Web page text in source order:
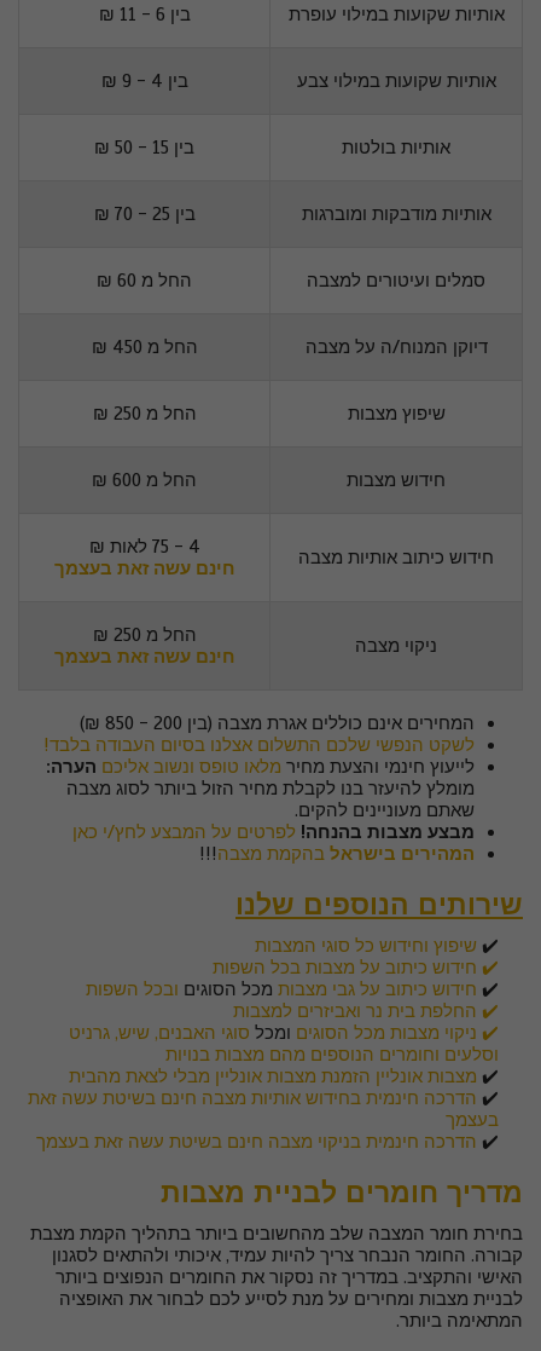
אותיות שקועות במילוי עופרת בין 6 - 11 ₪
אותיות שקועות במילוי צבע בין 4 - 9 ₪
אותיות בולטות בין 15 - 50 ₪
אותיות מודבקות ומוברגות בין 25 - 70 ₪
סמלים ועיטורים למצבה החל מ 60 ₪
דיוקן המנוח/ה על מצבה החל מ 450 ₪
שיפוץ מצבות החל מ 250 ₪
חידוש מצבות החל מ 600 ₪
חידוש כיתוב אותיות מצבה
4 - 75 לאות ₪
חינם עשה זאת בעצמך
ניקוי מצבה
החל מ 250 ₪
חינם עשה זאת בעצמך
המחירים אינם כוללים אגרת מצבה (בין 200 - 850 ₪)
לשקט הנפשי שלכם התשלום אצלנו בסיום העבודה בלבד!
לייעוץ חינמי והצעת מחיר מלאו טופס ונשוב אליכם הערה:
מומלץ להיעזר בנו לקבלת מחיר הזול ביותר לסוג מצבה
שאתם מעוניינים להקים.
מבצע מצבות בהנחה! לפרטים על המבצע לחץ/י כאן
המהירים בישראל בהקמת מצבה!!!
שירותים הנוספים שלנו
✔️ שיפוץ וחידוש כל סוגי המצבות
✔️ חידוש כיתוב על מצבות בכל השפות
✔️ חידוש כיתוב על גבי מצבות מכל הסוגים ובכל השפות
✔️ החלפת בית נר ואביזרים למצבות
✔️ ניקוי מצבות מכל הסוגים ומכל סוגי האבנים, שיש, גרניט
וסלעים וחומרים הנוספים מהם מצבות בנויות
✔️ מצבות אונליין הזמנת מצבות אונליין מבלי לצאת מהבית
✔️ הדרכה חינמית בחידוש אותיות מצבה חינם בשיטת עשה זאת
בעצמך
✔️ הדרכה חינמית בניקוי מצבה חינם בשיטת עשה זאת בעצמך
מדריך חומרים לבניית מצבות
בחירת חומר המצבה שלב מהחשובים ביותר בתהליך הקמת מצבת
קבורה. החומר הנבחר צריך להיות עמיד, איכותי ולהתאים לסגנון
האישי והתקציב. במדריך זה נסקור את החומרים הנפוצים ביותר
לבניית מצבות ומחירים על מנת לסייע לכם לבחור את האופציה
המתאימה ביותר.